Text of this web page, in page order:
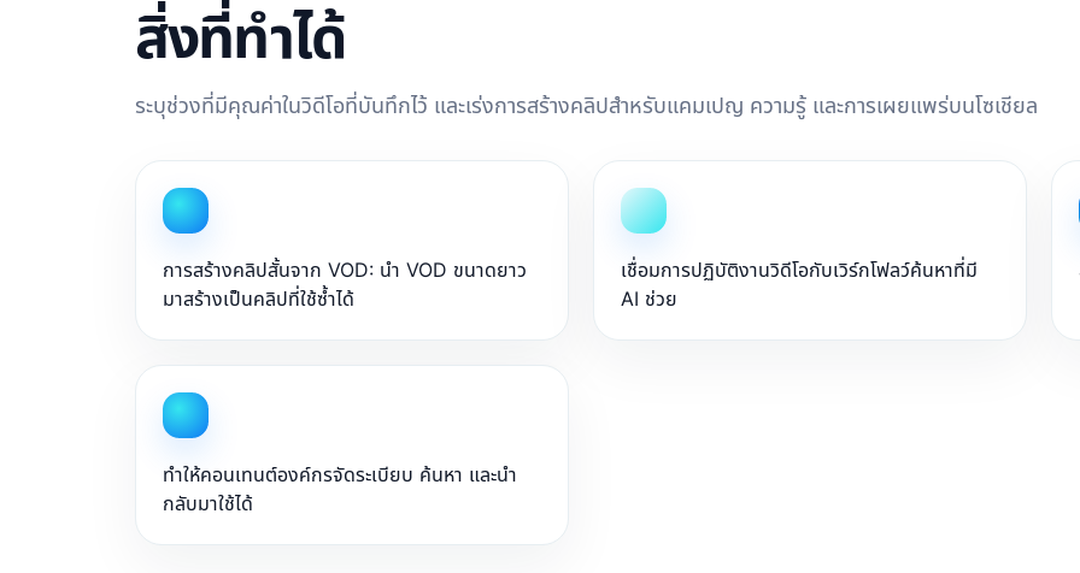
สิ่งที่ทำได้
ระบุช่วงที่มีคุณค่าในวิดีโอที่บันทึกไว้ และเร่งการสร้างคลิปสำหรับแคมเปญ ความรู้ และการเผยแพร่บนโซเชียล
การสร้างคลิปสั้นจาก VOD: นำ VOD ขนาดยาว
มาสร้างเป็นคลิปที่ใช้ซ้ำได้
เชื่อมการปฏิบัติงานวิดีโอกับเวิร์กโฟลว์ค้นหาที่มี
AI ช่วย
ทำให้คอนเทนต์องค์กรจัดระเบียบ ค้นหา และนำ
กลับมาใช้ได้